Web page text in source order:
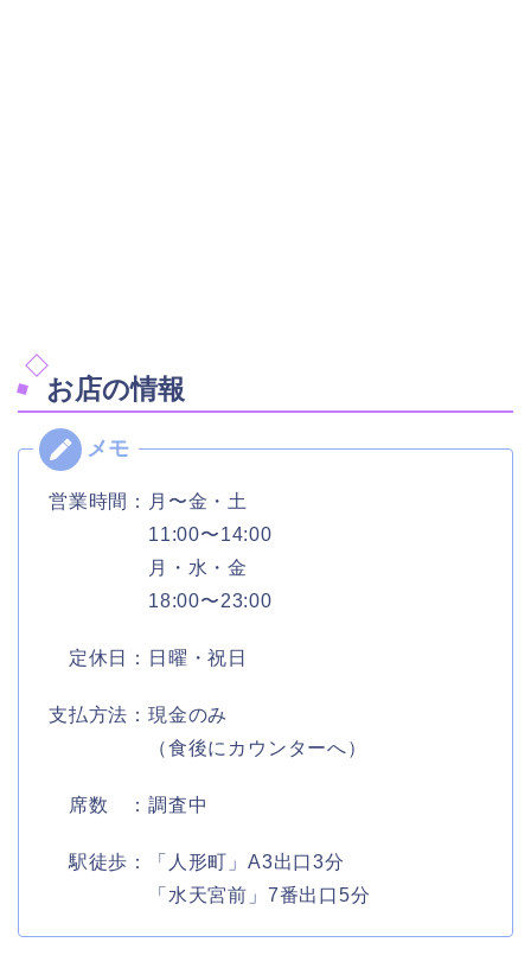
お店の情報
営業時間：月〜金・土
11:00〜14:00
月・水・金
18:00〜23:00
定休日：日曜・祝日
支払方法：現金のみ
（食後にカウンターへ）
席数 ：調査中
駅徒歩：「人形町」A3出口3分
「水天宮前」7番出口5分